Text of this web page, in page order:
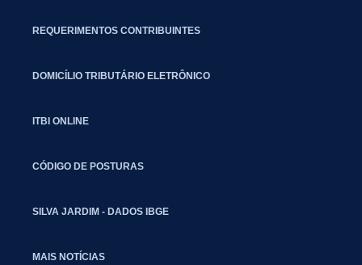
REQUERIMENTOS CONTRIBUINTES
DOMICÍLIO TRIBUTÁRIO ELETRÔNICO
ITBI ONLINE
CÓDIGO DE POSTURAS
SILVA JARDIM - DADOS IBGE
MAIS NOTÍCIAS